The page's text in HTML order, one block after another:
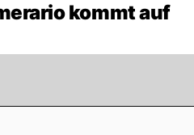
kommt auf